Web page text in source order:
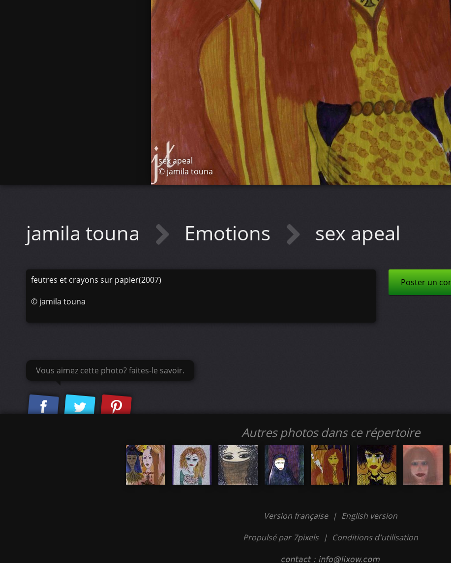
sex apeal
© jamila touna
jamila touna Emotions sex apeal
feutres et crayons sur papier(2007)
© jamila touna
Poster un
Vous aimez cette photo? faites-le savoir.
Autres photos dans ce répertoire
Version française | English version
Propulsé par 7pixels | Conditions d'utilisation